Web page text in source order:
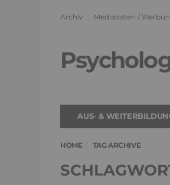
Archiv Mediadaten /
AUS- &
HOME TAG ARCHIVE